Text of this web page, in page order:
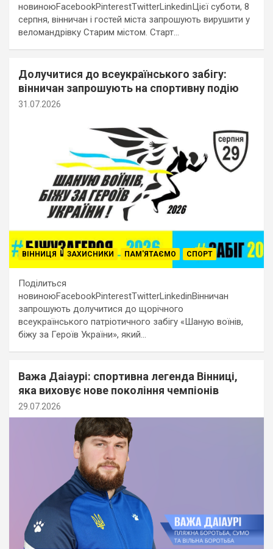
новиноюFacebookPinterestTwitterLinkedinЦієї суботи, 8
серпня, вінничан і гостей міста запрошують вирушити у
веломандрівку Старим містом. Старт…
Долучитися до всеукраїнського забігу:
вінничан запрошують на спортивну подію
31.07.2026
ВІННИЦЯ ЗАХИСНИКИ ПАМ'ЯТАЄМО СПОРТ
Поділиться
новиноюFacebookPinterestTwitterLinkedinВінничан
запрошують долучитися до щорічного
всеукраїнського патріотичного забігу «Шаную воїнів,
біжу за Героїв України», який…
Важа Даіаурі: спортивна легенда Вінниці,
яка виховує нове покоління чемпіонів
29.07.2026